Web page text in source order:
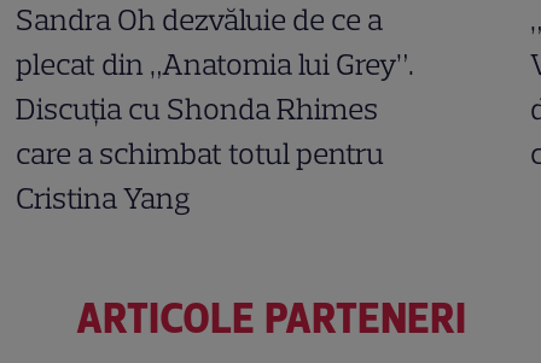
Sandra Oh dezvăluie de ce a
plecat din „Anatomia lui Grey”.
Discuția cu Shonda Rhimes
care a schimbat totul pentru
Cristina Yang
ARTICOLE PARTENERI